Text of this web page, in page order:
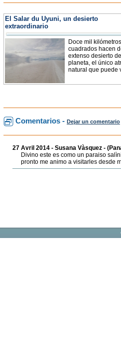
El Salar du Uyuni, un desierto
extraordinario
Doce mil kilómetros
cuadrados hacen
extenso desierto
planeta, el único
natural que puede
Comentarios - Dejar un comentario
27 Avril 2014 - Susana Vàsquez -
Divino este es como un paraiso
pronto me animo a visitarles desde